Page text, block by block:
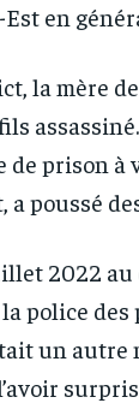
en
la mère
assassiné.
prison à
poussé
2022 au
police
un autre